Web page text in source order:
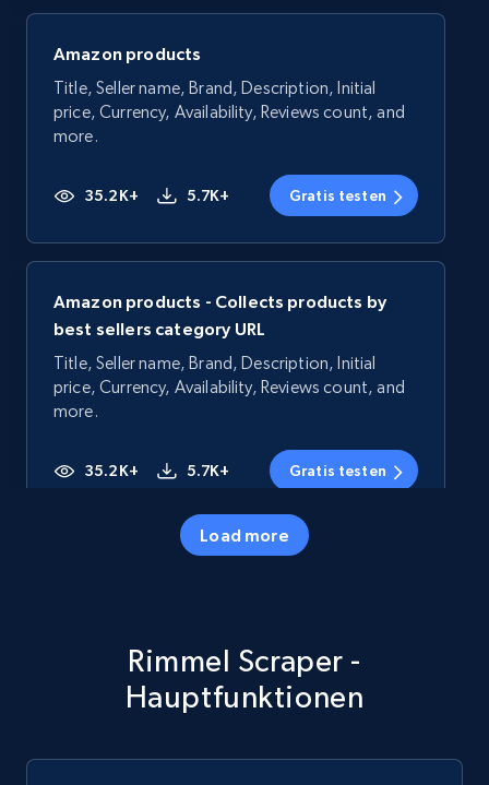
Amazon products
Title, Seller name, Brand, Description, Initial
price, Currency, Availability, Reviews count, and
more.
35.2K+ 5.7K+ Gratis testen
Amazon products - Collects products by
best sellers category URL
Title, Seller name, Brand, Description, Initial
price, Currency, Availability, Reviews count, and
more.
35.2K+ 5.7K+ Gratis testen
price, Currency, Availability, Reviews count, and
Load more
Rimmel Scraper -
Hauptfunktionen